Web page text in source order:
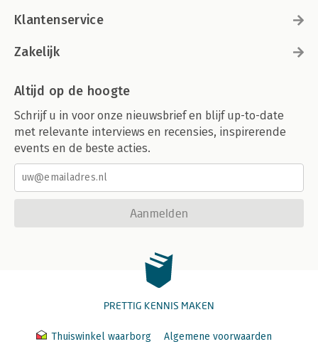
Klantenservice
Zakelijk
Altijd op de hoogte
Schrijf u in voor onze nieuwsbrief en blijf up-to-date
met relevante interviews en recensies, inspirerende
events en de beste acties.
Aanmelden
PRETTIG KENNIS MAKEN
Thuiswinkel waarborg Algemene voorwaarden